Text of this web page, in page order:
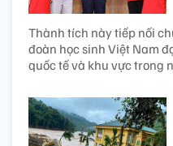
Thành tích này tiếp nối
đoàn học sinh Việt Nam
quốc tế và khu vực trong